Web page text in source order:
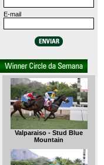
E-mail
Valparaiso - Stud Blue
Mountain